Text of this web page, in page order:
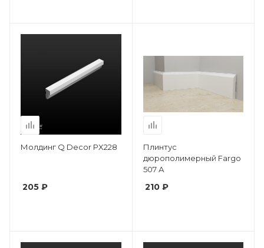
Молдинг Q Decor PX228
205 ₽
Плинтус
дюрополимерный Fargo
507 А
210 ₽